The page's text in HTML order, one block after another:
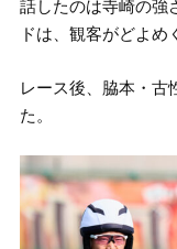
話したのは寺崎の強
ドは、観客がどよめ
レース後、脇本・古
た。